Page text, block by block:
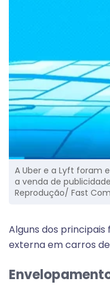
A Uber e a Lyft foram
a venda de
Reprodução/ Fast
Alguns dos
externa em carros